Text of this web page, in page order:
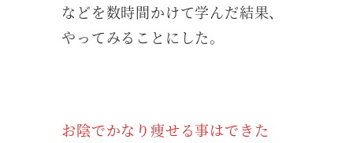
などを数時間かけて学んだ結果、
やってみることにした。
お陰でかなり痩せる事はできた